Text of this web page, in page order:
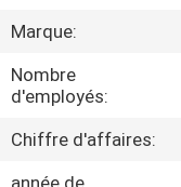
DES
USA
VISITE
D'USINE
Marque:
Nombre
d'employés:
Chiffre d'affaires:
année de